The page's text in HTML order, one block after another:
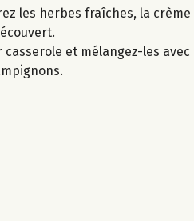
les herbes fraîches, la crème
casserole et mélangez-les avec